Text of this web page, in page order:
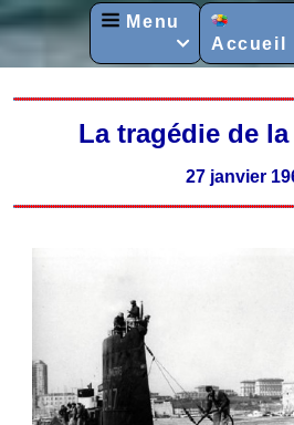
Menu
 Accueil
La tragédie de la
27 janvier